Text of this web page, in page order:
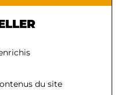
du site